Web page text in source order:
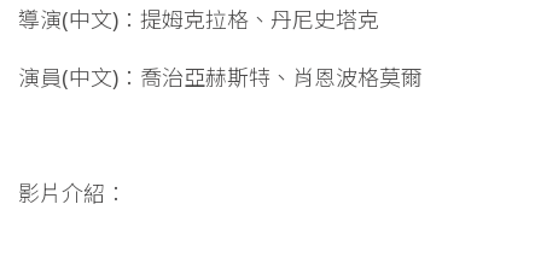
導演(中文)：提姆克拉格、丹尼史塔克
演員(中文)：喬治亞赫斯特、肖恩波格莫爾
影片介紹：